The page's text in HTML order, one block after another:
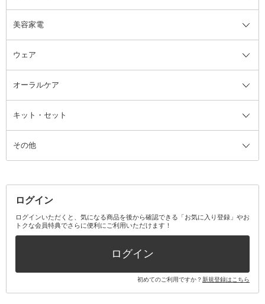
ブラシ・チップ
ツィザー・毛抜き
カミソリ
ファンデーション・パウダーケー
ス
ミラー・鏡
かかと・角質ケアグッズ
絆創膏
ヘアゴム
ヘアバンド
ヘッドマッサージブラシ
日用品・雑貨全て
柔軟剤
ルームフレグランス・ディフュー
ザー
アロマキャンドル
消臭剤・芳香剤
美容家電
美容家電全て
ボディケア美容家電
その他美容家電
ウェア
ウェア全て
レッグウェア
オーラルケア
オーラルケア全て
歯ブラシ
その他オーラルケア
キット・セット
キット・セット全て
ボディケアキット
その他キット・セット
その他
ログイン
ログインいただくと、気になる商品を後から確認できる「お気に入り登録」やお
トクな会員特典でさらに便利にご利用いただけます！
ログイン
初めてのご利用ですか？新規登録はこちら